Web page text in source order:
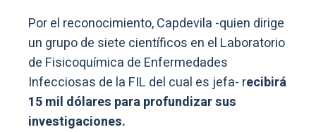
Por el reconocimiento, Capdevila -quien dirige
un grupo de siete científicos en el Laboratorio
de Fisicoquímica de Enfermedades
Infecciosas de la FIL del cual es jefa- recibirá
15 mil dólares para profundizar sus
investigaciones.